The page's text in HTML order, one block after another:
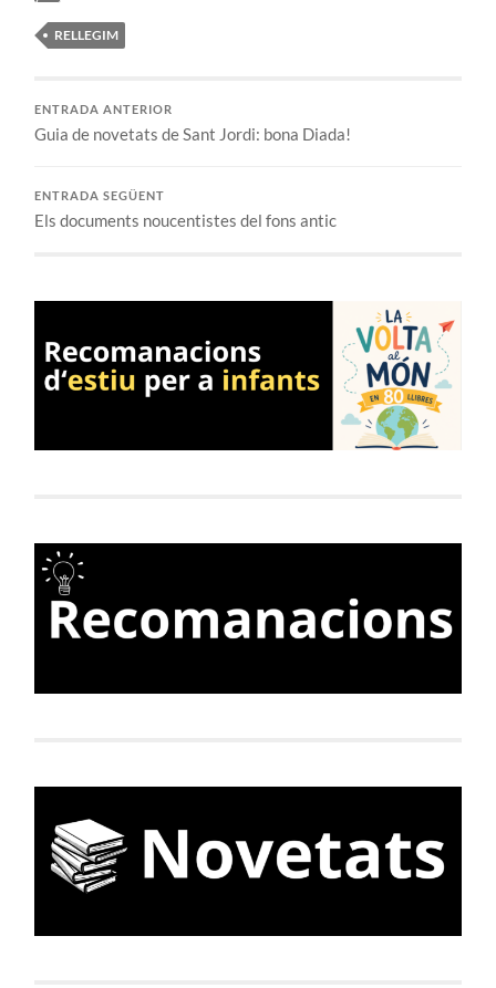
RELLEGIM
ENTRADA ANTERIOR
Guia de novetats de Sant Jordi: bona Diada!
ENTRADA SEGÜENT
Els documents noucentistes del fons antic